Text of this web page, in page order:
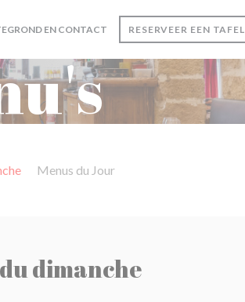
EN CONTACT RESERVEER EEN TAFEL
Menus du Jour
dimanche